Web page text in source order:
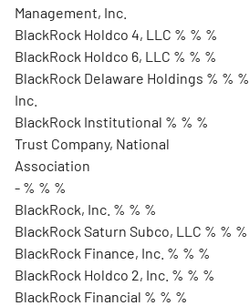
Management, Inc.
BlackRock Holdco 4, LLC % % %
BlackRock Holdco 6, LLC % % %
BlackRock Delaware Holdings % % %
Inc.
BlackRock Institutional % % %
Trust Company, National
Association
- % % %
BlackRock, Inc. % % %
BlackRock Saturn Subco, LLC % % %
BlackRock Finance, Inc. % % %
BlackRock Holdco 2, Inc. % % %
BlackRock Financial % % %